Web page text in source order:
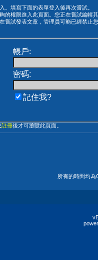
。填寫下面的表單登入後再次嘗試。
的權限進入此頁面。您正在嘗試編輯
嘗試發表文章，管理員可能已經禁止
帳戶:
密碼:
記住我?
註冊後才可瀏覽此頁面。
所有的時間均為